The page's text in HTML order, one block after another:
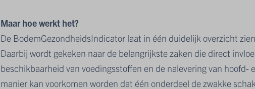
Maar hoe werkt het?
De BodemGezondheidsIndicator laat in één duidelijk overzicht
Daarbij wordt gekeken naar de belangrijkste zaken die direct
beschikbaarheid van voedingsstoffen en de nalevering van hoofd-
manier kan voorkomen worden dat één onderdeel de zwakke